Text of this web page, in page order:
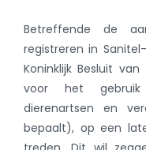
Betreffende de
registreren in
Koninklijk Besluit
voor het gebruik
dierenartsen en
bepaalt), op een